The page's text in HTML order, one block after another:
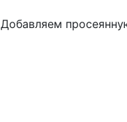
Добавляем